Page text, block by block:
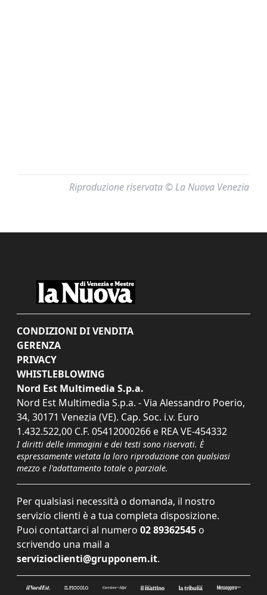
Riproduzione riservata © La Nuova Venezia
CONDIZIONI DI VENDITA
GERENZA
PRIVACY
WHISTLEBLOWING
Nord Est Multimedia S.p.a.
Nord Est Multimedia S.p.a. - Via Alessandro Poerio,
34, 30171 Venezia (VE). Cap. Soc. i.v. Euro
1.432.522,00 C.F. 05412000266 e REA VE-454332
I diritti delle immagini e dei testi sono riservati. È
espressamente vietata la loro riproduzione con qualsiasi
mezzo e l'adattamento totale o parziale.
Per qualsiasi necessità o domanda, il nostro
servizio clienti è a tua completa disposizione.
Puoi contattarci al numero 02 89362545 o
scrivendo una mail a
servizioclienti@grupponem.it.